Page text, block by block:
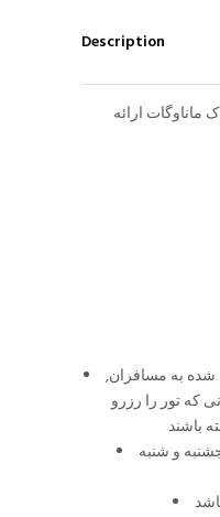
Description
ماناوگات ارائه
به مسافران,
که تور را رزرو
و شنبه